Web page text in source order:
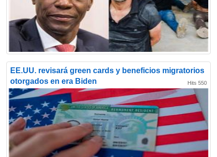
EE.UU. revisará green cards y beneficios migratorios
otorgados en era Biden
Hits 550